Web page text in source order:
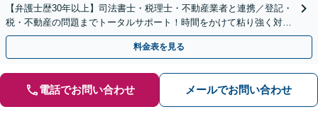
【弁護士歴30年以上】司法書士・税理士・不動産業者と連携／登記・
税・不動産の問題までトータルサポート！時間をかけて粘り強く対応
し、円満な解決を目指します【西18丁目駅3分】
料金表を見る
電話でお問い合わせ メールでお問い合わせ